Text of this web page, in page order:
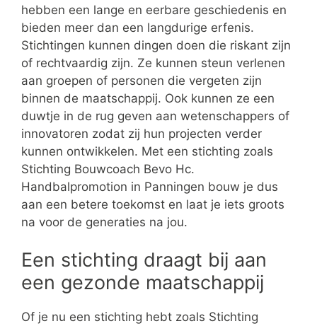
hebben een lange en eerbare geschiedenis en
bieden meer dan een langdurige erfenis.
Stichtingen kunnen dingen doen die riskant zijn
of rechtvaardig zijn. Ze kunnen steun verlenen
aan groepen of personen die vergeten zijn
binnen de maatschappij. Ook kunnen ze een
duwtje in de rug geven aan wetenschappers of
innovatoren zodat zij hun projecten verder
kunnen ontwikkelen. Met een stichting zoals
Stichting Bouwcoach Bevo Hc.
Handbalpromotion in Panningen bouw je dus
aan een betere toekomst en laat je iets groots
na voor de generaties na jou.
Een stichting draagt bij aan
een gezonde maatschappij
Of je nu een stichting hebt zoals Stichting